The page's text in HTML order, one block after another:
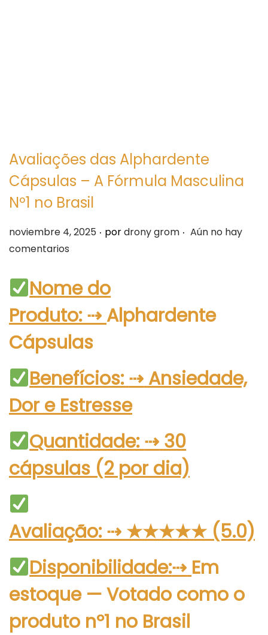
Avaliações das Alphardente
Cápsulas – A Fórmula Masculina
Nº1 no Brasil
P
u
l
i
c
d
o
e
l
noviembre 4, 2025 . pordrony grom . Aún no hay
comentarios
Nome do
Produto:⇢ Alphardente
Cápsulas
Benefícios:⇢ Ansiedade,
Dor e Estresse
Quantidade:⇢ 30
cápsulas (2 por dia)
Avaliação:⇢ ★★★★★ (5.0)
Disponibilidade:⇢ Em
estoque —Votado como o
produto nº1 no Brasil